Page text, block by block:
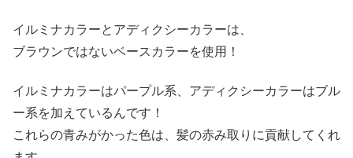
イルミナカラーとアディクシーカラーは、
ブラウンではないベースカラーを使用！
イルミナカラーはパープル系、アディクシーカラーはブル
ー系を加えているんです！
これらの青みがかった色は、髪の赤み取りに貢献してくれ